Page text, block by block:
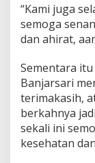
“Kami juga
semoga
dan ahirat,
Sementara
Banjarsari
terimakasih,
berkahnya
sekali ini
kesehatan